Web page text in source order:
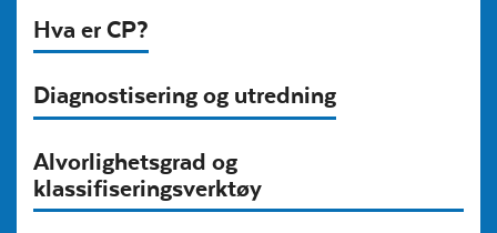
Hva er CP?
Diagnostisering og utredning
Alvorlighetsgrad og
klassifiseringsverktøy